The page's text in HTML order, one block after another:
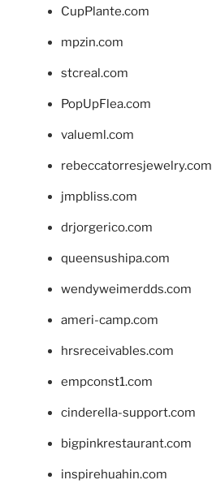
CupPlante.com
mpzin.com
stcreal.com
PopUpFlea.com
valueml.com
rebeccatorresjewelry.com
jmpbliss.com
drjorgerico.com
queensushipa.com
wendyweimerdds.com
ameri-camp.com
hrsreceivables.com
empconst1.com
cinderella-support.com
bigpinkrestaurant.com
inspirehuahin.com